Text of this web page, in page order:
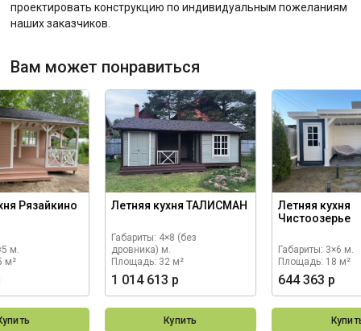
проектировать конструкцию по индивидуальным пожеланиям
наших заказчиков.
Вам может понравиться
Рязайкино
м.
м²
Летняя кухня ТАЛИСМАН
Габариты: 4×8 (без
дровника) м.
Площадь: 32 м²
1 014 613 р
Купить
Летняя кухня
Чистоозерье
Габариты: 3×6 м.
Площадь: 18 м²
644 363 р